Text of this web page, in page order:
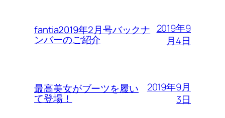
fantia2019年2月号バックナ
ンバーのご紹介
2019年9
月4日
最高美女がブーツを履い
て登場！
2019年9月
3日